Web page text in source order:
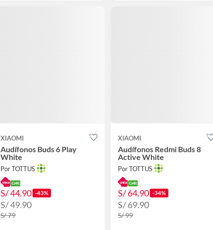
XIAOMI
Audífonos Buds 6 Play
White
Por TOTTUS
S/ 44.90 -43%
S/ 49.90
S/ 79
XIAOMI
Audífonos Redmi Buds 8
Active White
Por TOTTUS
S/ 64.90 -34%
S/ 69.90
S/ 99